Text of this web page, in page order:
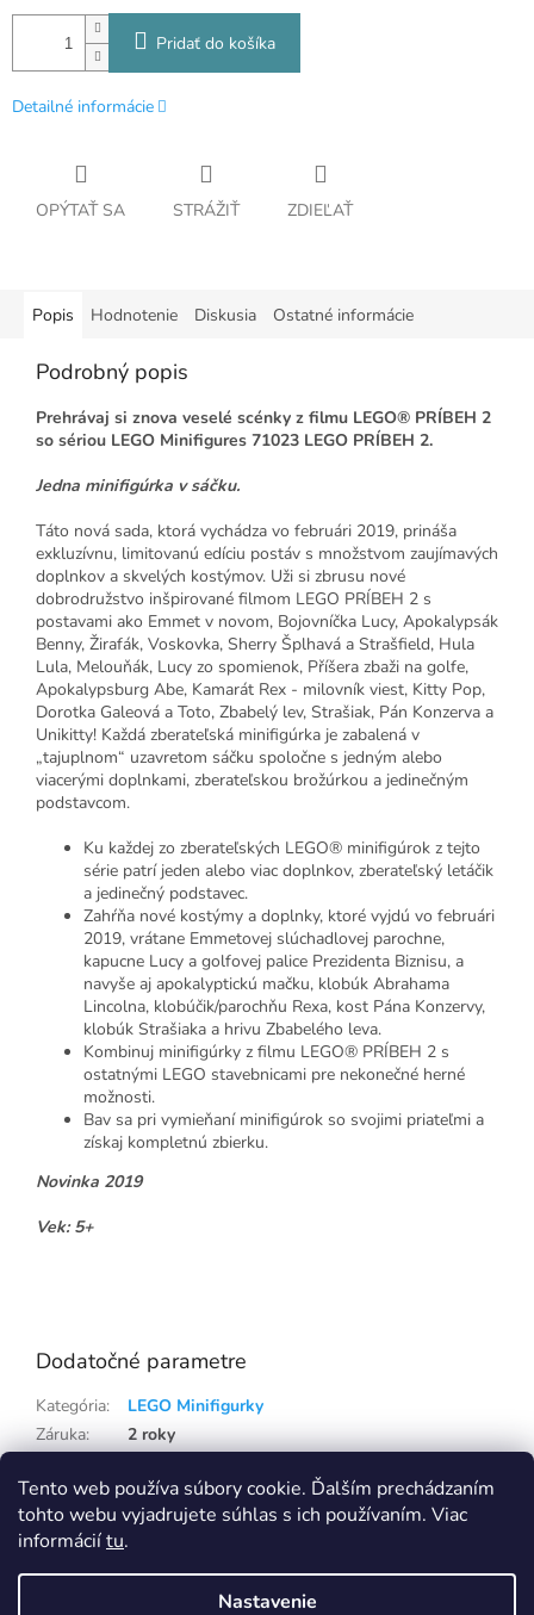
Tento web používa súbory cookie. Ďalším prechádzaním
tohto webu vyjadrujete súhlas s ich používaním. Viac
informáciítu.
Nastavenie
Eshop na samostatné doméně Capi-cap.sk ukončujeme, nákup i pro
Pridať do košíka
Detailné informácie
OPÝTAŤ SA STRÁŽIŤ ZDIEĽAŤ
Popis Hodnotenie Diskusia Ostatné informácie
Podrobný popis
Prehrávaj si znova veselé scénky z filmu LEGO® PRÍBEH 2
so sériou LEGO Minifigures 71023 LEGO PRÍBEH 2.
Jedna minifigúrka v sáčku.
Táto nová sada, ktorá vychádza vo februári 2019, prináša
exkluzívnu, limitovanú edíciu postáv s množstvom zaujímavých
doplnkov a skvelých kostýmov. Uži si zbrusu nové
dobrodružstvo inšpirované filmom LEGO PRÍBEH 2 s
postavami ako Emmet v novom, Bojovníčka Lucy, Apokalypsák
Benny, Žirafák, Voskovka, Sherry Šplhavá a Strašfield, Hula
Lula, Melouňák, Lucy zo spomienok, Příšera zbaži na golfe,
Apokalypsburg Abe, Kamarát Rex - milovník viest, Kitty Pop,
Dorotka Galeová a Toto, Zbabelý lev, Strašiak, Pán Konzerva a
Unikitty! Každá zberateľská minifigúrka je zabalená v
„tajuplnom“ uzavretom sáčku spoločne s jedným alebo
viacerými doplnkami, zberateľskou brožúrkou a jedinečným
podstavcom.
Ku každej zo zberateľských LEGO® minifigúrok z tejto
série patrí jeden alebo viac doplnkov, zberateľský letáčik
a jedinečný podstavec.
Zahŕňa nové kostýmy a doplnky, ktoré vyjdú vo februári
2019, vrátane Emmetovej slúchadlovej parochne,
kapucne Lucy a golfovej palice Prezidenta Biznisu, a
navyše aj apokalyptickú mačku, klobúk Abrahama
Lincolna, klobúčik/parochňu Rexa, kost Pána Konzervy,
klobúk Strašiaka a hrivu Zbabelého leva.
Kombinuj minifigúrky z filmu LEGO® PRÍBEH 2 s
ostatnými LEGO stavebnicami pre nekonečné herné
možnosti.
Bav sa pri vymieňaní minifigúrok so svojimi priateľmi a
získaj kompletnú zbierku.
Novinka 2019
Vek: 5+
Dodatočné parametre
Kategória:
LEGO Minifigurky
Záruka:
2 roky
EAN
5702016369274
Vytvoril Shoptet